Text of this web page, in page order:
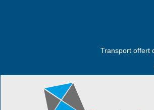
Transport offert